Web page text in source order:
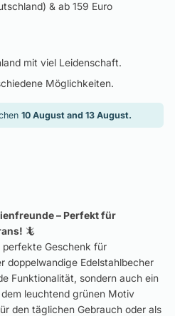
& ab 159 Euro
mit viel Leidenschaft.
Möglichkeiten.
10 August and 13 August.
– Perfekt für
🦎
perfekte Geschenk für
doppelwandige Edelstahlbecher
Funktionalität, sondern auch ein
leuchtend grünen Motiv
den täglichen Gebrauch oder als